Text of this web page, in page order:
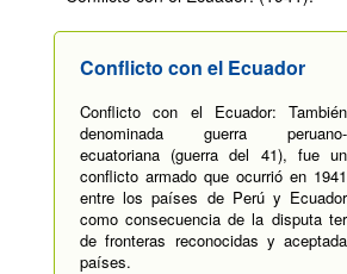
Conflicto con el Ecuador
Conflicto con el Ecuador: También
denominada guerra peruano-
ecuatoriana (guerra del 41), fue un
conflicto armado que ocurrió en 1941
entre los países de Perú y Ecuador
como consecuencia de la disputa
de fronteras reconocidas y
países.